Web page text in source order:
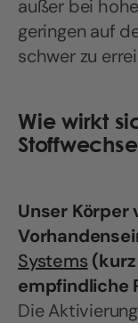
außer bei
geringen auf
schwer zu
Wie wirkt
Unser Körper
Systems
empfindliche
Die